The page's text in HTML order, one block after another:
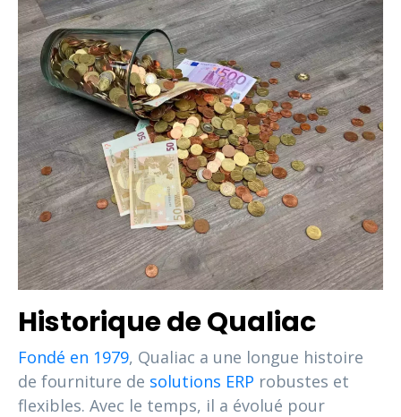
Historique de Qualiac
Fondé en 1979, Qualiac a une longue histoire
de fourniture de solutions ERP robustes et
flexibles. Avec le temps, il a évolué pour